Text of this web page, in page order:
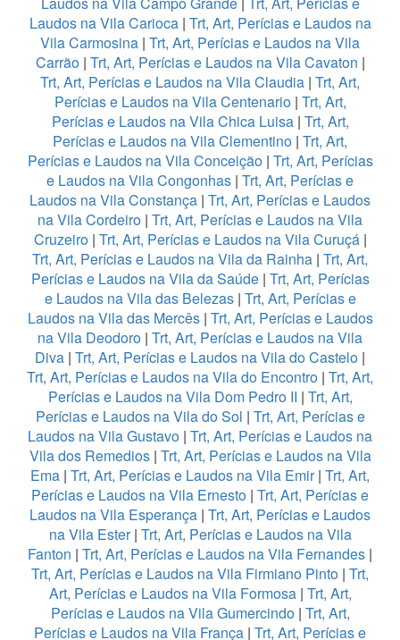
Laudos na Vila Carioca| Trt, Art, Perícias e Laudos na
Vila Carmosina | Trt, Art, Perícias e Laudos na Vila
Carrão| Trt, Art, Perícias e Laudos na Vila Cavaton |
Trt, Art, Perícias e Laudos na Vila Claudia | Trt, Art,
Perícias e Laudos na Vila Centenario| Trt, Art,
Perícias e Laudos na Vila Chica Luisa | Trt, Art,
Perícias e Laudos na Vila Clementino | Trt, Art,
Perícias e Laudos na Vila Conceição| Trt, Art, Perícias
e Laudos na Vila Congonhas | Trt, Art, Perícias e
Laudos na Vila Constança | Trt, Art, Perícias e Laudos
na Vila Cordeiro | Trt, Art, Perícias e Laudos na Vila
Cruzeiro | Trt, Art, Perícias e Laudos na Vila Curuçá |
Trt, Art, Perícias e Laudos na Vila da Rainha | Trt, Art,
Perícias e Laudos na Vila da Saúde| Trt, Art, Perícias
e Laudos na Vila das Belezas| Trt, Art, Perícias e
Laudos na Vila das Mercês| Trt, Art, Perícias e Laudos
na Vila Deodoro | Trt, Art, Perícias e Laudos na Vila
Diva | Trt, Art, Perícias e Laudos na Vila do Castelo |
Trt, Art, Perícias e Laudos na Vila do Encontro | Trt, Art,
Perícias e Laudos na Vila Dom Pedro II | Trt, Art,
Perícias e Laudos na Vila do Sol | Trt, Art, Perícias e
Laudos na Vila Gustavo | Trt, Art, Perícias e Laudos na
Vila dos Remedios| Trt, Art, Perícias e Laudos na Vila
Ema | Trt, Art, Perícias e Laudos na Vila Emir| Trt, Art,
Perícias e Laudos na Vila Ernesto | Trt, Art, Perícias e
Laudos na Vila Esperança | Trt, Art, Perícias e Laudos
na Vila Ester| Trt, Art, Perícias e Laudos na Vila
Fanton | Trt, Art, Perícias e Laudos na Vila Fernandes |
Trt, Art, Perícias e Laudos na Vila Firmiano Pinto | Trt,
Art, Perícias e Laudos na Vila Formosa| Trt, Art,
Perícias e Laudos na Vila Gumercindo| Trt, Art,
Perícias e Laudos na Vila França | Trt, Art, Perícias e